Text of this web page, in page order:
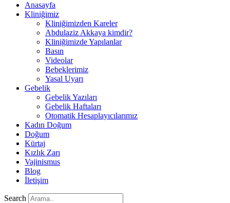
Anasayfa
Kliniğimiz
Kliniğimizden Kareler
Abdulaziz Akkaya kimdir?
Kliniğimizde Yapılanlar
Basın
Videolar
Bebeklerimiz
Yasal Uyarı
Gebelik
Gebelik Yazıları
Gebelik Haftaları
Otomatik Hesaplayıcılarımız
Kadın Doğum
Doğum
Kürtaj
Kızlık Zarı
Vajinismus
Blog
İletişim
Search